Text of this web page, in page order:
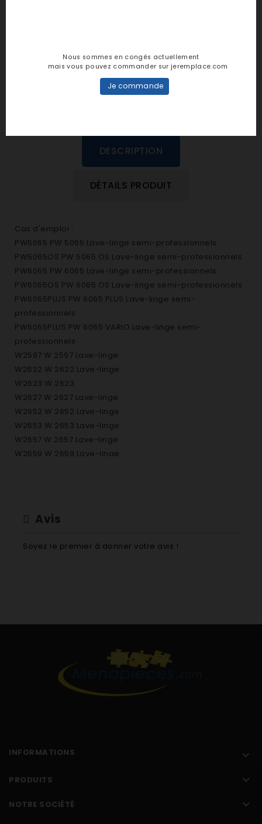
dans cette langue
DESCRIPTION
DÉTAILS PRODUIT
Cas d'emploi :
PW5065 PW 5065 Lave-linge semi-professionnels
PW5065OS PW 5065 OS Lave-linge semi-professionnels
PW6065 PW 6065 Lave-linge semi-professionnels
PW6065OS PW 6065 OS Lave-linge semi-professionnels
PW6065PLUS PW 6065 PLUS Lave-linge semi-
professionnels
PW6065PLUS PW 6065 VARIO Lave-linge semi-
professionnels
W2597 W 2597 Lave-linge
W2622 W 2622 Lave-linge
W2623 W 2623
W2627 W 2627 Lave-linge
W2652 W 2652 Lave-linge
W2653 W 2653 Lave-linge
W2657 W 2657 Lave-linge
W2659 W 2659 Lave-linge
W2839 W 2839 Lave- linge
W2839I ED W 2839i Edelstahl Lave-linge
W2888 W 2888 Lave-linge
Avis
Soyez le premier à donner votre avis !
INFORMATIONS 
PRODUITS 
NOTRE SOCIÉTÉ 
Nous sommes en congés actuellement
mais vous pouvez commander sur jeremplace.com
Je commande